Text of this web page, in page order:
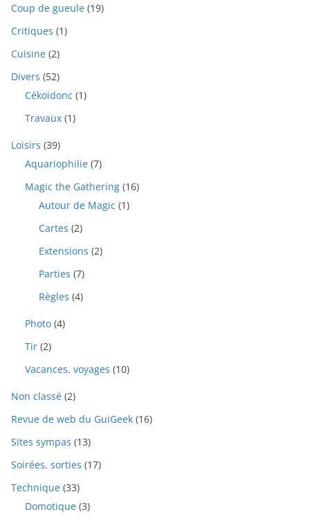
Coup de gueule (19)
Critiques (1)
Cuisine (2)
Divers (52)
Cékoidonc (1)
Travaux (1)
Loisirs (39)
Aquariophilie (7)
Magic the Gathering (16)
Autour de Magic (1)
Cartes (2)
Extensions (2)
Parties (7)
Règles (4)
Photo (4)
Tir (2)
Vacances, voyages (10)
Non classé (2)
Revue de web du GuiGeek (16)
Sites sympas (13)
Soirées, sorties (17)
Technique (33)
Domotique (3)